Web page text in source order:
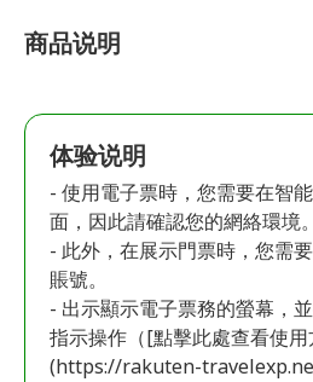
商品说明
体验说明
- 使用電子票時，您需要在智
面，因此請確認您的網絡環境。
- 此外，在展示門票時，您需
賬號。
- 出示顯示電子票務的螢幕，
指示操作（[點擊此處查看使
(https://rakuten-